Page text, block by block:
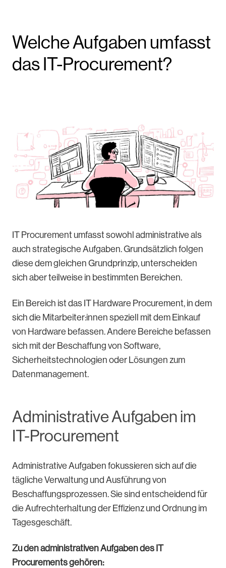
Welche Aufgaben umfasst
das IT-Procurement?
IT Procurement umfasst sowohl administrative als
auch strategische Aufgaben. Grundsätzlich folgen
diese dem gleichen Grundprinzip, unterscheiden
sich aber teilweise in bestimmten Bereichen.
Ein Bereich ist das IT Hardware Procurement, in dem
sich die Mitarbeiter:innen speziell mit dem Einkauf
von Hardware befassen. Andere Bereiche befassen
sich mit der Beschaffung von Software,
Sicherheitstechnologien oder Lösungen zum
Datenmanagement.
Administrative Aufgaben im
IT-Procurement
Administrative Aufgaben fokussieren sich auf die
tägliche Verwaltung und Ausführung von
Beschaffungsprozessen. Sie sind entscheidend für
die Aufrechterhaltung der Effizienz und Ordnung im
Tagesgeschäft.
Zu den administrativen Aufgaben des IT
Procurements gehören: